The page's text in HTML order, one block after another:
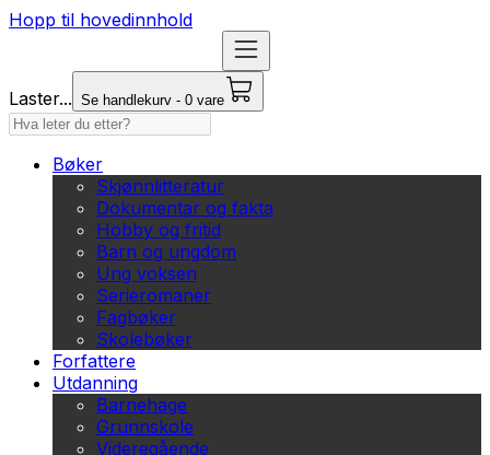
Hopp til hovedinnhold
Laster... Se handlekurv - 0 vare
Bøker
Skjønnlitteratur
Dokumentar og fakta
Hobby og fritid
Barn og ungdom
Ung voksen
Serieromaner
Fagbøker
Skolebøker
Forfattere
Utdanning
Barnehage
Grunnskole
Videregående